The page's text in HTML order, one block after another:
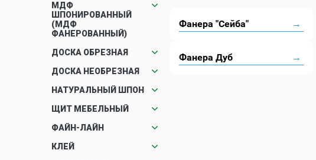
МДФ
ШПОНИРОВАННЫЙ
(МДФ
ФАНЕРОВАННЫЙ)
ДОСКА ОБРЕЗНАЯ
ДОСКА НЕОБРЕЗНАЯ
НАТУРАЛЬНЫЙ ШПОН
ЩИТ МЕБЕЛЬНЫЙ
ФАЙН-ЛАЙН
КЛЕЙ
Фанера "Сейба"
Фанера Дуб